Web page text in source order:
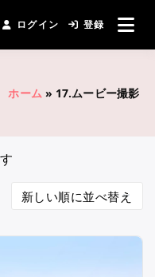
コスプレイヤ
メラマンさん
るコスプレ撮影
ジオがすぐ見つかる。コスプ
強い味方！
ログイン 登録
ホーム » 17.ムービー撮影
新
い